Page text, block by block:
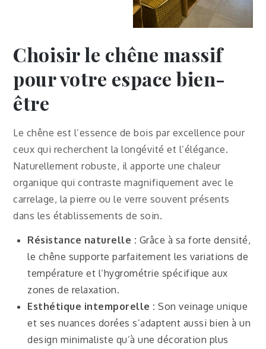
Choisir le chêne massif
pour votre espace bien-
être
Le chêne est l’essence de bois par excellence pour
ceux qui recherchent la longévité et l’élégance.
Naturellement robuste, il apporte une chaleur
organique qui contraste magnifiquement avec le
carrelage, la pierre ou le verre souvent présents
dans les établissements de soin.
Résistance naturelle : Grâce à sa forte densité,
le chêne supporte parfaitement les variations de
température et l’hygrométrie spécifique aux
zones de relaxation.
Esthétique intemporelle : Son veinage unique
et ses nuances dorées s’adaptent aussi bien à un
design minimaliste qu’à une décoration plus